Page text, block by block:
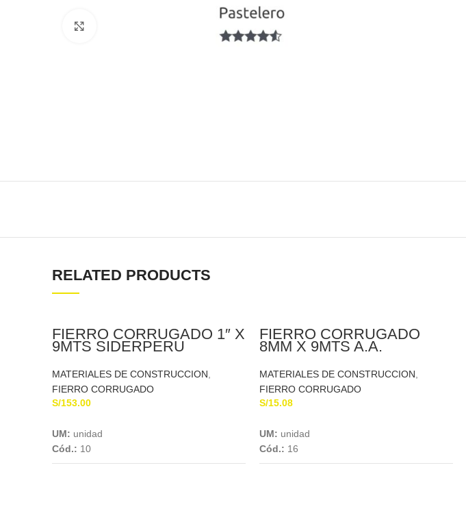
RELATED PRODUCTS
FIERRO CORRUGADO 1″ X
9MTS SIDERPERU
MATERIALES DE CONSTRUCCION
FIERRO CORRUGADO
S/153.00
UM: unidad
Cód.: 10
FIERRO CORRUGADO
8MM X 9MTS A.A.
MATERIALES DE CONSTRUCCION
FIERRO CORRUGADO
S/15.08
UM: unidad
Cód.: 16